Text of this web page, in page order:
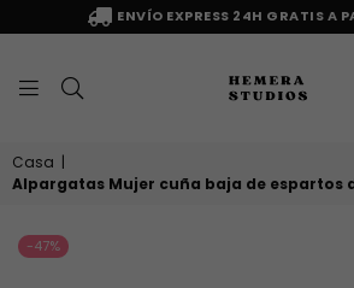
ENVÍO EXPRESS 24H GRATIS A
Casa |
Alpargatas Mujer cuña baja de espartos
-47%